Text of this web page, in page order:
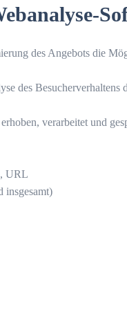
des Angebots die
des Besucherverhaltens
verarbeitet und
URL
insgesamt)